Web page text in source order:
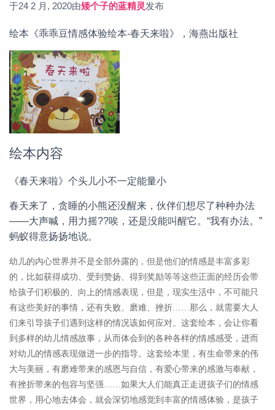
于24 2 月, 2020由矮个子的蓝精灵发布
绘本《乖乖豆情感体验绘本-春天来啦》，海燕出版社
绘本内容
《春天来啦》个头儿小不一定能量小
春天来了，贪睡的小熊还没醒来，伙伴们想尽了种种办法
——大声喊，用力摇??唉，还是没能叫醒它。“我有办法。”
蚂蚁得意扬扬地说。
幼儿的内心世界并不是全部外露的，但是他们的情感是丰富多彩
的，比如获得成功、受到赞扬、得到奖励等等这些正面的经历会带
给孩子们积极的、向上的情感表现，但是，现实生活中，不可能只
有这些美好的事情，还有失败、磨难、挫折……那么，就需要大人
们来引导孩子们遇到这样的情况该如何应对。这套绘本，会让你看
到多样的幼儿情感故事，从而体会到的各种各样的情感感受，进而
对幼儿的情感表现做进一步的指导。这套绘本里，有生命带来的伟
大与美丽，有磨难带来的感恩与自信，有爱心带来的感激与奉献，
有挫折带来的包容与坚强……如果大人们能真正走进孩子们的情感
世界，用心地去体会，就会深切地感觉到丰富的情感体验，是孩子